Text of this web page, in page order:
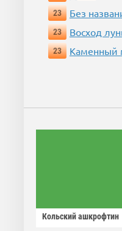
23
Без
23
Восход
23
Каменный
Кольский ашкрофтин